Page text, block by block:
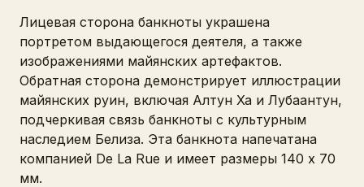
Лицевая сторона банкноты украшена
портретом выдающегося деятеля, а также
изображениями майянских артефактов.
Обратная сторона демонстрирует иллюстрации
майянских руин, включая Алтун Ха и Лубаантун,
подчеркивая связь банкноты с культурным
наследием Белиза. Эта банкнота напечатана
компанией De La Rue и имеет размеры 140 x 70
мм.